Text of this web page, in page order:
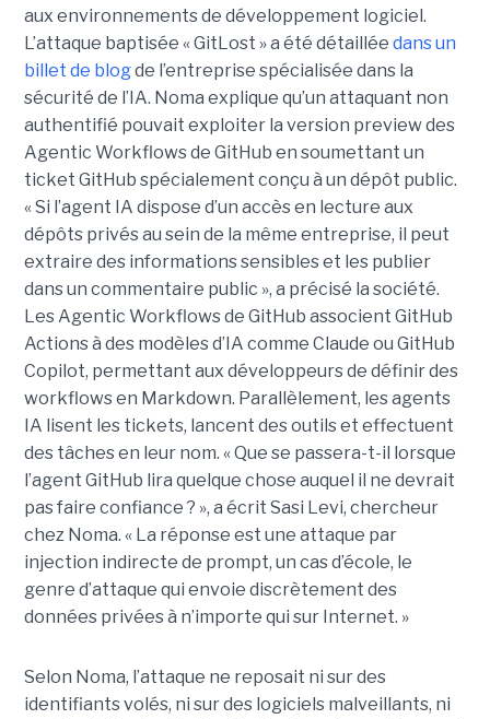
aux environnements de développement logiciel.
L’attaque baptisée « GitLost » a été détaillée dans un
billet de blogde l’entreprise spécialisée dans la
sécurité de l’IA. Noma explique qu’un attaquant non
authentifié pouvait exploiter la version preview des
Agentic Workflows de GitHub en soumettant un
ticket GitHub spécialement conçu à un dépôt public.
« Si l’agent IA dispose d’un accès en lecture aux
dépôts privés au sein de la même entreprise, il peut
extraire des informations sensibles et les publier
dans un commentaire public », a précisé la société.
Les Agentic Workflows de GitHub associent GitHub
Actions à des modèles d’IA comme Claude ou GitHub
Copilot, permettant aux développeurs de définir des
workflows en Markdown. Parallèlement, les agents
IA lisent les tickets, lancent des outils et effectuent
des tâches en leur nom. « Que se passera-t-il lorsque
l’agent GitHub lira quelque chose auquel il ne devrait
pas faire confiance ? », a écrit Sasi Levi, chercheur
chez Noma. « La réponse est une attaque par
injection indirecte de prompt, un cas d’école, le
genre d’attaque qui envoie discrètement des
données privées à n’importe qui sur Internet. »
Selon Noma, l’attaque ne reposait ni sur des
identifiants volés, ni sur des logiciels malveillants, ni